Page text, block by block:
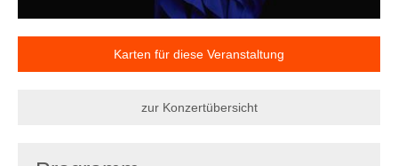
Karten für diese Veranstaltung
zur Konzertübersicht